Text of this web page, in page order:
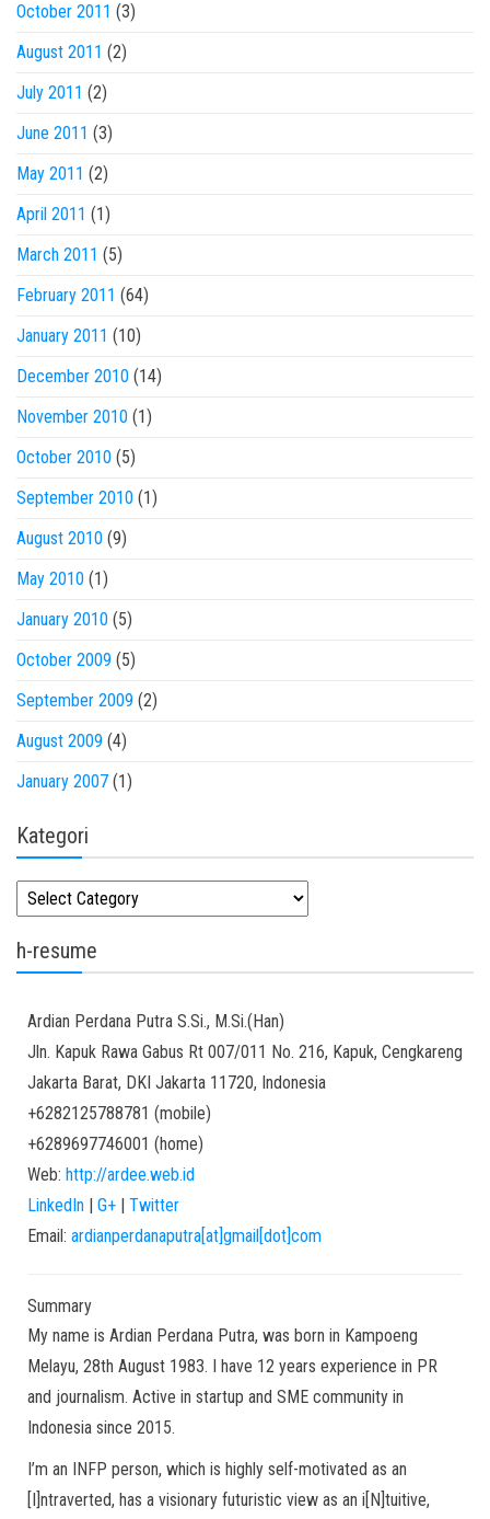
October 2011 (3)
August 2011 (2)
July 2011 (2)
June 2011 (3)
May 2011 (2)
April 2011 (1)
March 2011 (5)
February 2011 (64)
January 2011 (10)
December 2010 (14)
November 2010 (1)
October 2010 (5)
September 2010 (1)
August 2010 (9)
May 2010 (1)
January 2010 (5)
October 2009 (5)
September 2009 (2)
August 2009 (4)
January 2007 (1)
Kategori
Kategori
h-resume
Ardian Perdana Putra S.Si., M.Si.(Han)
Jln. Kapuk Rawa Gabus Rt 007/011 No. 216, Kapuk, Cengkareng
Jakarta Barat, DKI Jakarta 11720, Indonesia
+6282125788781 (mobile)
+6289697746001 (home)
Web: http://ardee.web.id
LinkedIn | G+ | Twitter
Email: ardianperdanaputra[at]gmail[dot]com
Summary
My name is Ardian Perdana Putra, was born in Kampoeng
Melayu, 28th August 1983. I have 12 years experience in PR
and journalism. Active in startup and SME community in
Indonesia since 2015.
I’m an INFP person, which is highly self-motivated as an
[I]ntraverted, has a visionary futuristic view as an i[N]tuitive,